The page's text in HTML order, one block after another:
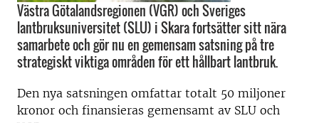
Västra Götalandsregionen (VGR) och Sveriges
lantbruksuniversitet (SLU) i Skara fortsätter sitt nära
samarbete och gör nu en gemensam satsning på tre
strategiskt viktiga områden för ett hållbart lantbruk.
Den nya satsningen omfattar totalt 50 miljoner
kronor och finansieras gemensamt av SLU och